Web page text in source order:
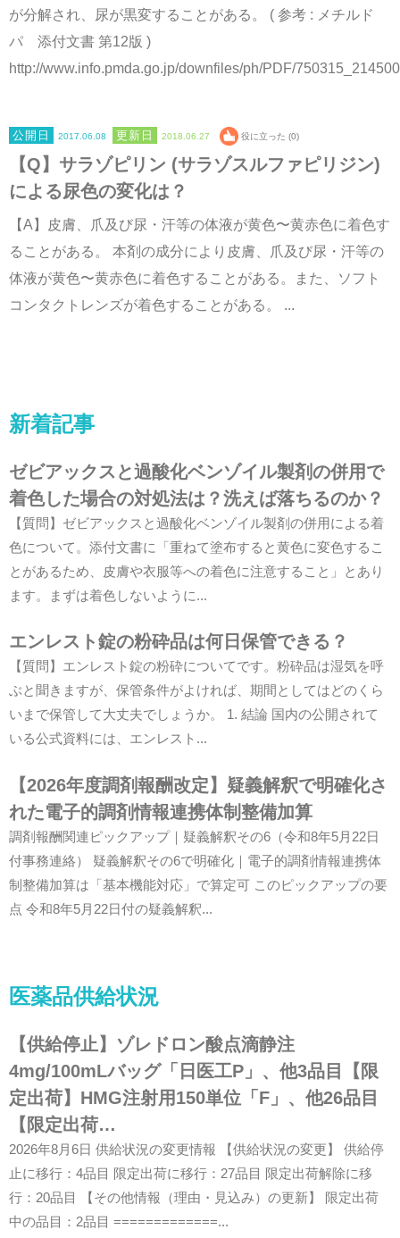
が分解され、尿が黒変することがある。 ( 参考 : メチルド
パ 添付文書 第12版 )
http://www.info.pmda.go.jp/downfiles/ph/PDF/
2017.06.08 2018.06.27 役に立った (0)
【Q】サラゾピリン (サラゾスルファピリジン)
による尿色の変化は？
【A】皮膚、爪及び尿・汗等の体液が黄色〜黄赤色に着色す
ることがある。 本剤の成分により皮膚、爪及び尿・汗等の
体液が黄色〜黄赤色に着色することがある。また、ソフト
コンタクトレンズが着色することがある。 ...
新着記事
ゼビアックスと過酸化ベンゾイル製剤の併用で
着色した場合の対処法は？洗えば落ちるのか？
【質問】ゼビアックスと過酸化ベンゾイル製剤の併用による着
色について。添付文書に「重ねて塗布すると黄色に変色するこ
とがあるため、皮膚や衣服等への着色に注意すること」とあり
ます。まずは着色しないように...
エンレスト錠の粉砕品は何日保管できる？
【質問】エンレスト錠の粉砕についてです。粉砕品は湿気を呼
ぶと聞きますが、保管条件がよければ、期間としてはどのくら
いまで保管して大丈夫でしょうか。 1. 結論 国内の公開されて
いる公式資料には、エンレスト...
【2026年度調剤報酬改定】疑義解釈で明確化さ
れた電子的調剤情報連携体制整備加算
調剤報酬関連ピックアップ｜疑義解釈その6（令和8年5月22日
付事務連絡） 疑義解釈その6で明確化｜電子的調剤情報連携体
制整備加算は「基本機能対応」で算定可 このピックアップの要
点 令和8年5月22日付の疑義解釈...
医薬品供給状況
【供給停止】ゾレドロン酸点滴静注
4mg/100mLバッグ「日医工P」、他3品目【限
定出荷】HMG注射用150単位「F」、他26品目
【限定出荷…
2026年8月6日 供給状況の変更情報 【供給状況の変更】 供給停
止に移行：4品目 限定出荷に移行：27品目 限定出荷解除に移
行：20品目 【その他情報（理由・見込み）の更新】 限定出荷
中の品目：2品目 =============...